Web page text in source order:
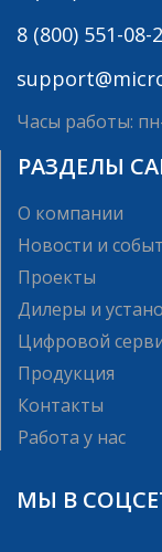
8 (800) 551-08-
Часы работы:
РАЗДЕЛЫ
О компании
Новости и
Проекты
Дилеры и
Цифровой
Продукция
Контакты
Работа у нас
МЫ В